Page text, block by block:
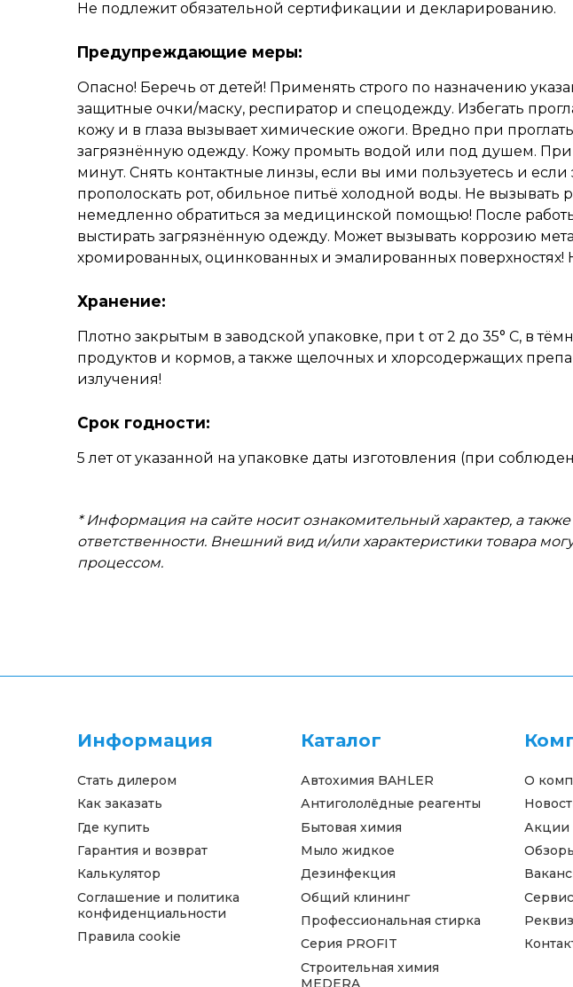
Не подлежит обязательной сертификации и декларированию.
Предупреждающие меры:
Опасно! Беречь от детей! Применять строго по назначению
защитные очки/маску, респиратор и спецодежду. Избегать
кожу и в глаза вызывает химические ожоги. Вредно при
загрязнённую одежду. Кожу промыть водой или под душем.
минут. Снять контактные линзы, если вы ими пользуетесь и
прополоскать рот, обильное питьё холодной воды. Не вызывать
немедленно обратиться за медицинской помощью! После
выстирать загрязнённую одежду. Может вызывать коррозию
хромированных, оцинкованных и эмалированных
Хранение:
Плотно закрытым в заводской упаковке, при t от 2 до 35° С, в
продуктов и кормов, а также щелочных и хлорсодержащих
излучения!
Срок годности:
5 лет от указанной на упаковке даты изготовления (при
* Информация на сайте носит ознакомительный характер, а
ответственности. Внешний вид и/или характеристики товара
процессом.
Информация
Стать дилером
Как заказать
Где купить
Гарантия и возврат
Калькулятор
Соглашение и политика
конфиденциальности
Правила cookie
Каталог
Автохимия BAHLER
Антигололёдные реагенты
Бытовая химия
Мыло жидкое
Дезинфекция
Общий клининг
Профессиональная стирка
Серия PROFIT
Строительная химия
MEDERA
О
Акции